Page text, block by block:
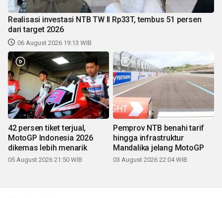
Realisasi investasi NTB TW II Rp33T, tembus 51 persen
dari target 2026
06 August 2026 19:13 WIB
42 persen tiket terjual,
MotoGP Indonesia 2026
dikemas lebih menarik
05 August 2026 21:50 WIB
Pemprov NTB benahi tarif
hingga infrastruktur
Mandalika jelang MotoGP
03 August 2026 22:04 WIB